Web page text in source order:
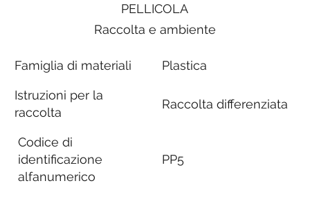
PELLICOLA
Raccolta e ambiente
Famiglia di materiali
Istruzioni per la
raccolta
Codice di
identificazione
alfanumerico
Plastica
Raccolta differenziata
PP5